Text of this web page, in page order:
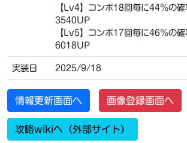
【Lv4】コンボ18回毎に44％の確
3540UP
【Lv5】コンボ17回毎に46％の確
6018UP
実装日 2025/9/18
情報更新画面へ 画像登録画面へ
攻略wikiへ（外部サイト）